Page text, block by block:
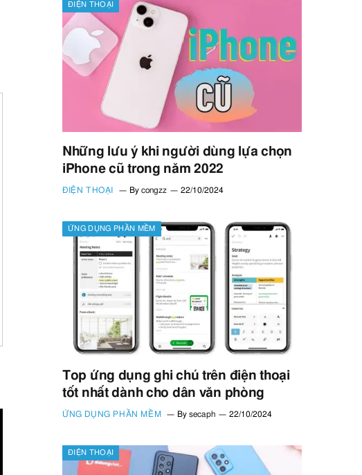
ĐIỆN THOẠI
Những lưu ý khi người dùng lựa chọn
iPhone cũ trong năm 2022
ĐIỆN THOẠI By congzz 22/10/2024
ỨNG DỤNG PHẦN MỀM
Top ứng dụng ghi chú trên điện thoại
tốt nhất dành cho dân văn phòng
ỨNG DỤNG PHẦN MỀM By secaph 22/10/2024
ĐIỆN THOẠI